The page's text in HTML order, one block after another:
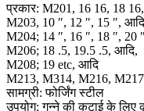
प्रकार: M201, 16 16, 18
M203, 10 ″, 12 ″, 15 ″,
M204; 14 ″, 16 ″, 18 ″, 20
M206; 18 .5, 19.5 .5, आदि,
M208; 19 etc, आदि
M213, M314, M216,
सामग्री: फोर्जिंग स्टील
उपयोग: गन्ने की कटाई के लिए